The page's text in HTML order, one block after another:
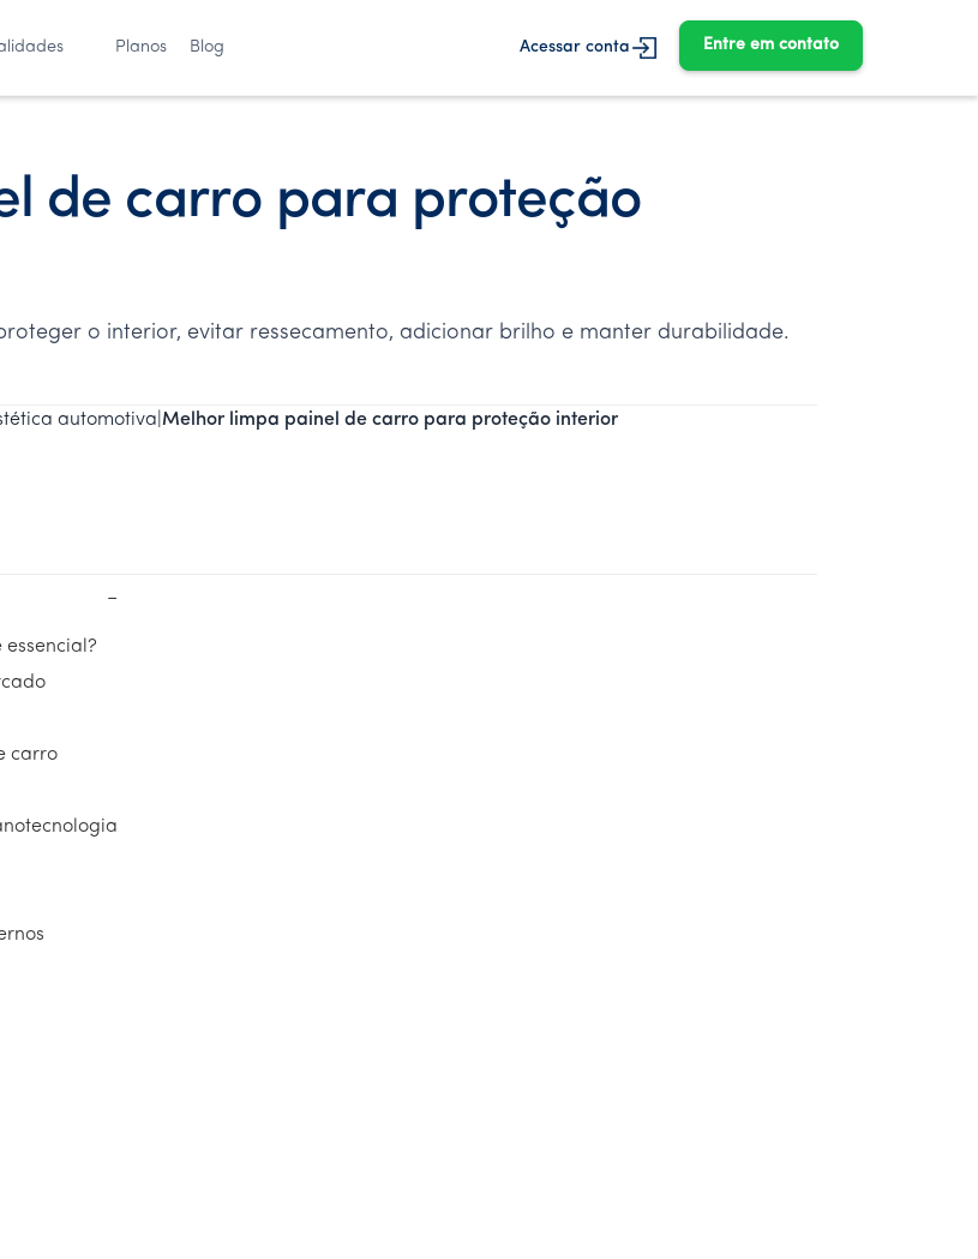
Planos Blog Acessar conta Entre em contato
de carro para proteção
o interior, evitar ressecamento, adicionar brilho e manter durabilidade.
automotiva |Melhor limpa painel de carro para proteção interior
−
carro